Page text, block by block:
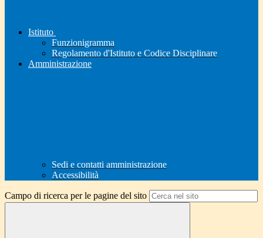
Istituto
Funzionigramma
Regolamento d'Istituto e Codice Disciplinare
Amministrazione
Sedi e contatti amministrazione
Accessibilità
Campo di ricerca per le pagine del sito